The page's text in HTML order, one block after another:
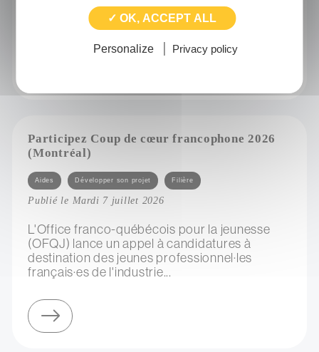
au service de la transition écologique et de la
Participez Coup de cœur francophone 2026
(Montréal)
Catégories
Aides Développer son projet Filière
Publié le Mardi 7 juillet 2026
L'Office franco-québécois pour la jeunesse
(OFQJ) lance un appel à candidatures à
destination des jeunes professionnel·les
français·es de l'industrie...
✓ OK, ACCEPT ALL
Personalize Privacy policy